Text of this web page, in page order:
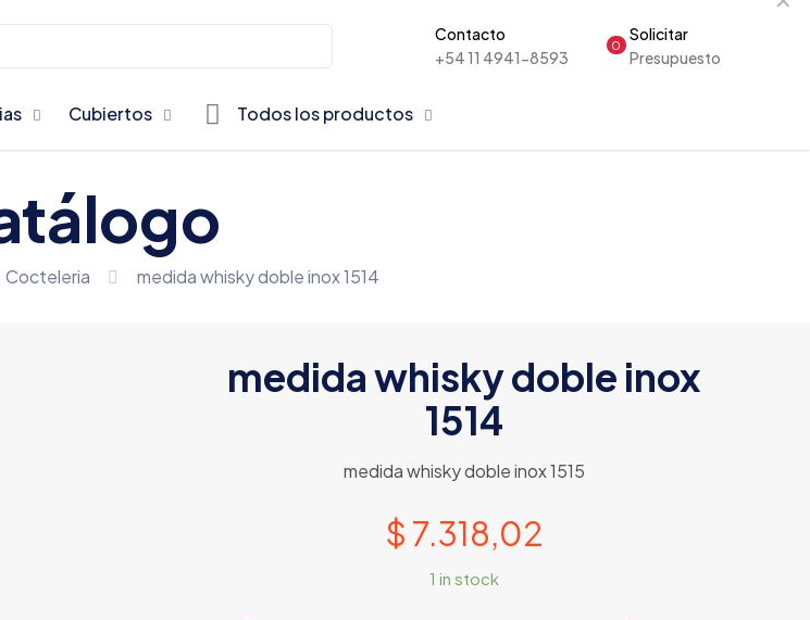
Contacto
+54 11 4941-8593
0
Solicitar
Presupuesto
Cubiertos Todos los productos
Cocteleria medida whisky doble inox 1514
medida whisky doble inox
1514
medida whisky doble inox 1515
$ 7.318,02
1 in stock